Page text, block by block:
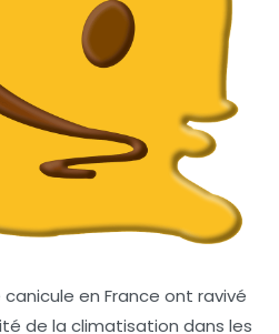
canicule en France ont ravivé
de la climatisation dans les